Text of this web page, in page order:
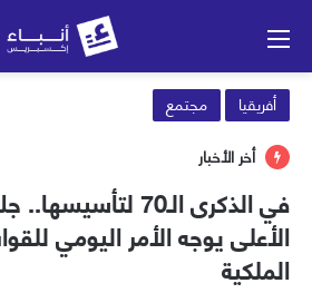
أفريقيا
مجتمع
أخر الأخبار
في الذكرى الـ70
الأعلى يوجه الأمر اليومي
الملكية